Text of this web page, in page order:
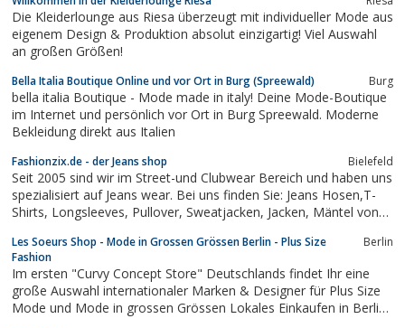
Die Kleiderlounge aus Riesa überzeugt mit individueller Mode aus
eigenem Design & Produktion absolut einzigartig! Viel Auswahl
an großen Größen!
Bella Italia Boutique Online und vor Ort in Burg (Spreewald) Burg
bella italia Boutique - Mode made in italy! Deine Mode-Boutique
im Internet und persönlich vor Ort in Burg Spreewald. Moderne
Bekleidung direkt aus Italien
Fashionzix.de - der Jeans shop Bielefeld
Seit 2005 sind wir im Street-und Clubwear Bereich und haben uns
spezialisiert auf Jeans wear. Bei uns finden Sie: Jeans Hosen,T-
Shirts, Longsleeves, Pullover, Sweatjacken, Jacken, Mäntel von
Les Soeurs Shop - Mode in Grossen Grössen Berlin - Plus Size
Fashion
Berlin
Im ersten "Curvy Concept Store" Deutschlands findet Ihr eine
große Auswahl internationaler Marken & Designer für Plus Size
Mode und Mode in grossen Grössen Lokales Einkaufen in Berlin